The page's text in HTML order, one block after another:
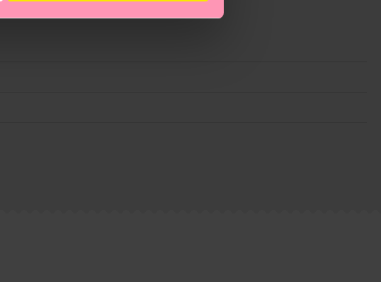
die Reduzierung von Emissionen, die richtige Pflege von